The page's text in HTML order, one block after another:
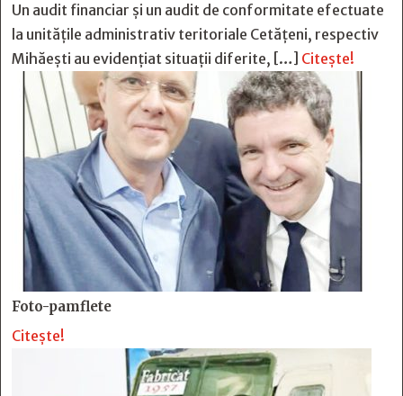
Un audit financiar și un audit de conformitate efectuate
la unitățile administrativ teritoriale Cetățeni, respectiv
Mihăești au evidențiat situații diferite, […] Citește!
Foto-pamflete
Citește!